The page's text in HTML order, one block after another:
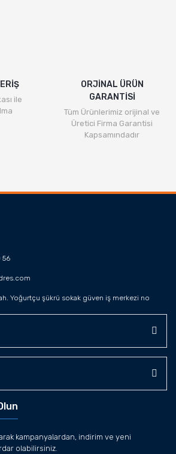
ile
ORJİNAL ÜRÜN
GARANTİSİ
Tüm Ürünlerimiz orijinal ve
Üretici Firma Garantisi
Kapsamındadır
56
Yoğurtçu şükrü sokak güven iş merkezi no
kampanyalardan, indirim ve yeni
olabilirsiniz.